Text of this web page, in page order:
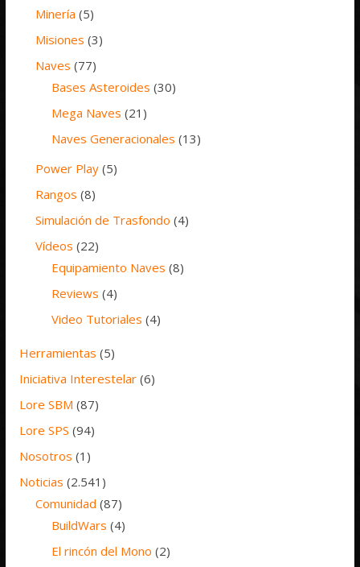
Minería (5)
Misiones (3)
Naves (77)
Bases Asteroides (30)
Mega Naves (21)
Naves Generacionales (13)
Power Play (5)
Rangos (8)
Simulación de Trasfondo (4)
Vídeos (22)
Equipamiento Naves (8)
Reviews (4)
Video Tutoriales (4)
Herramientas (5)
Iniciativa Interestelar (6)
Lore SBM (87)
Lore SPS (94)
Nosotros (1)
Noticias (2.541)
Comunidad (87)
BuildWars (4)
El rincón del Mono (2)